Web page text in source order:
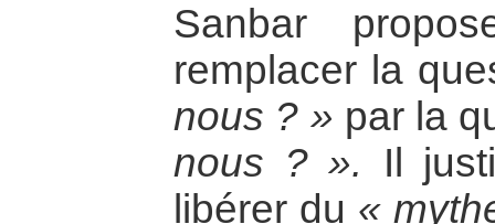
Sanbar
remplacer la
nous ? » par la
nous ? ». Il
libérer du «